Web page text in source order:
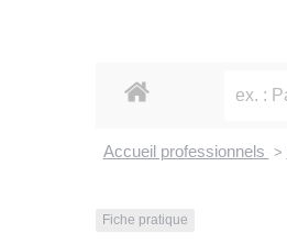
Accueil professionnels >
Fiche pratique